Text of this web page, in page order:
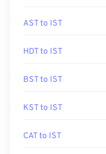
AST to IST
HDT to IST
BST to IST
KST to IST
CAT to IST